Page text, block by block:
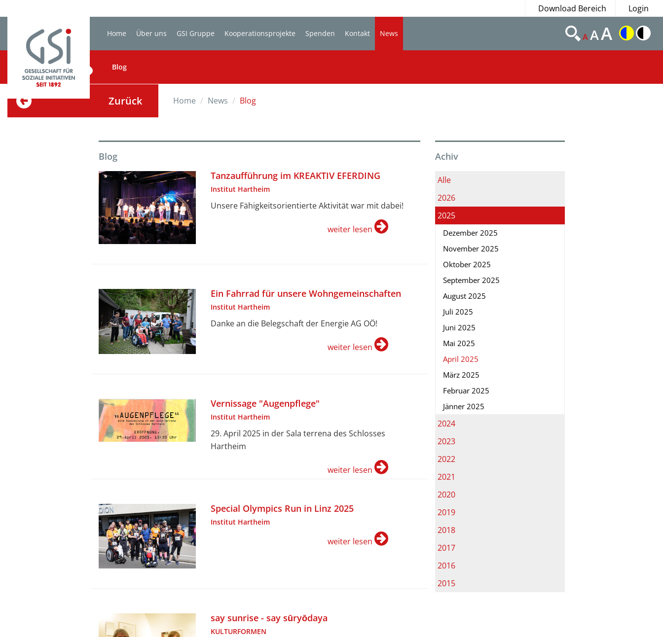
Download Bereich Login
Home Über uns GSI Gruppe Kooperationsprojekte Spenden Kontakt News
Blog
AAA
BLOG
Zurück Home News Blog
Achiv
Alle
2026
2025
Dezember 2025
November 2025
Oktober 2025
September 2025
August 2025
Juli 2025
Juni 2025
Mai 2025
April 2025
März 2025
Februar 2025
Jänner 2025
2024
2023
2022
2021
2020
2019
2018
2017
2016
2015
Blog
Tanzaufführung im KREAKTIV EFERDING
Institut Hartheim
Unsere Fähigkeitsorientierte Aktivität war mit dabei!
weiter lesen
Ein Fahrrad für unsere Wohngemeinschaften
Institut Hartheim
Danke an die Belegschaft der Energie AG OÖ!
weiter lesen
Vernissage "Augenpflege"
Institut Hartheim
29. April 2025 in der Sala terrena des Schlosses
Hartheim
weiter lesen
Special Olympics Run in Linz 2025
Institut Hartheim
weiter lesen
say sunrise - say sūryōdaya
KULTURFORMEN